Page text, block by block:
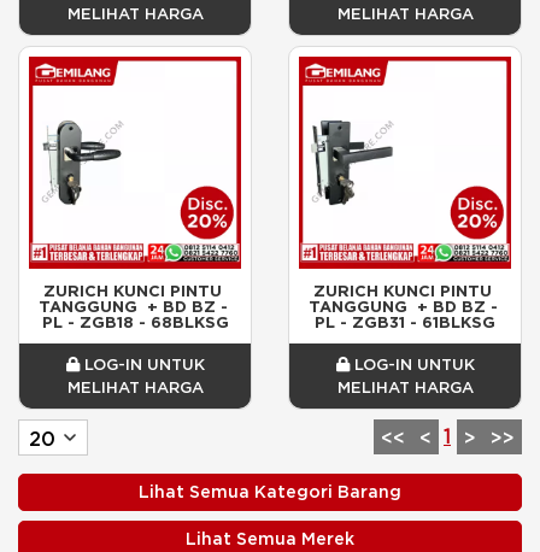
MELIHAT HARGA
MELIHAT HARGA
ZURICH KUNCI PINTU
TANGGUNG  + BD BZ -
PL - ZGB18 - 68BLKSG
LOG-IN UNTUK
MELIHAT HARGA
ZURICH KUNCI PINTU
TANGGUNG  + BD BZ -
PL - ZGB31 - 61BLKSG
LOG-IN UNTUK
MELIHAT HARGA
<< < 1 > >>
Lihat Semua Kategori Barang
Lihat Semua Merek